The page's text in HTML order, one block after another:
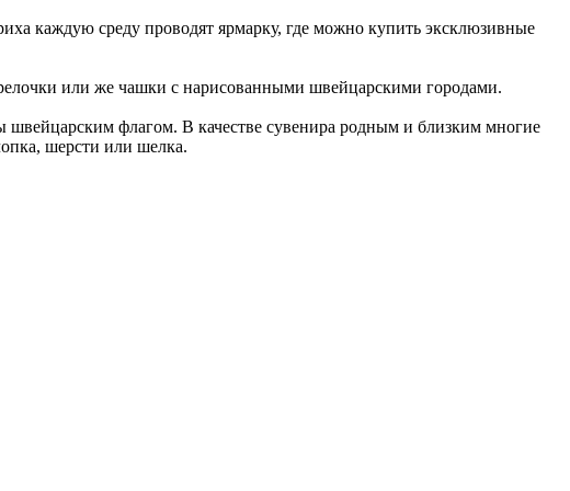
каждую среду проводят ярмарку, где можно купить эксклюзивные
или же чашки с нарисованными швейцарскими городами.
флагом. В качестве сувенира родным и близким многие
шерсти или шелка.